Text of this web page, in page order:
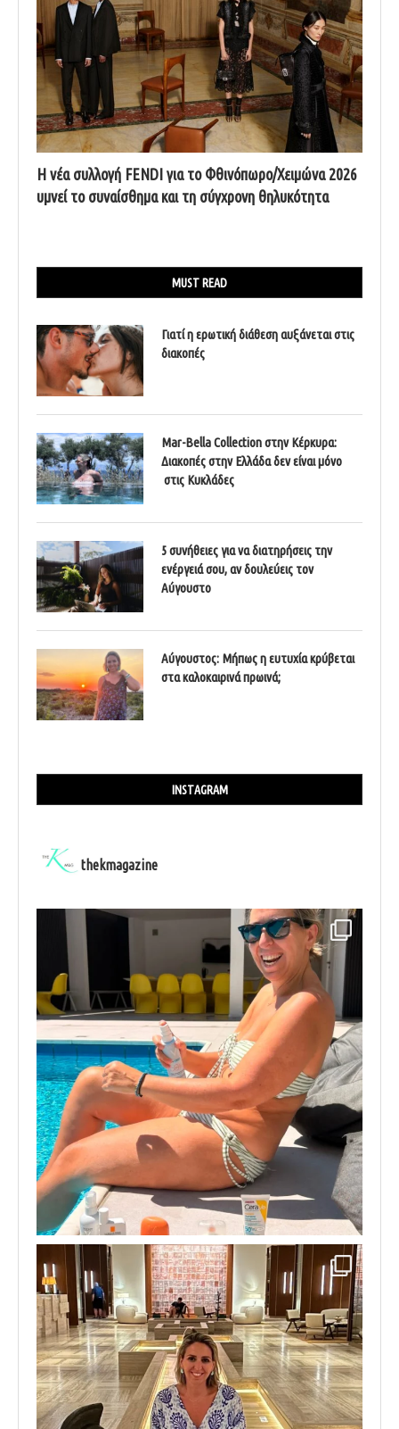
Η νέα συλλογή FENDI για το Φθινόπωρο/Χειμώνα 2026
υμνεί το συναίσθημα και τη σύγχρονη θηλυκότητα
MUST READ
Γιατί η ερωτική διάθεση αυξάνεται στις
διακοπές
Mar-Bella Collection στην Κέρκυρα:
Διακοπές στην Ελλάδα δεν είναι μόνο
στις Κυκλάδες
5 συνήθειες για να διατηρήσεις την
ενέργειά σου, αν δουλεύεις τον
Αύγουστο
Αύγουστος: Μήπως η ευτυχία κρύβεται
στα καλοκαιρινά πρωινά;
INSTAGRAM
thekmagazine